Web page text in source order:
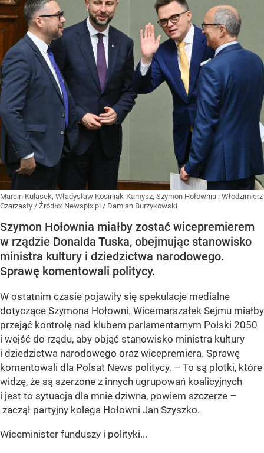
Marcin Kulasek, Władysław Kosiniak-Kamysz, Szymon Hołownia i Włodzimierz
Czarzasty / Źródło: Newspix.pl / Damian Burzykowski
Szymon Hołownia miałby zostać wicepremierem
w rządzie Donalda Tuska, obejmując stanowisko
ministra kultury i dziedzictwa narodowego.
Sprawę komentowali politycy.
W ostatnim czasie pojawiły się spekulacje medialne
dotyczące Szymona Hołowni. Wicemarszałek Sejmu miałby
przejąć kontrolę nad klubem parlamentarnym Polski 2050
i wejść do rządu, aby objąć stanowisko ministra kultury
i dziedzictwa narodowego oraz wicepremiera. Sprawę
komentowali dla Polsat News politycy. – To są plotki, które
widzę, że są szerzone z innych ugrupowań koalicyjnych
i jest to sytuacja dla mnie dziwna, powiem szczerze –
zaczął partyjny kolega Hołowni Jan Szyszko.
Wiceminister funduszy i polityki...